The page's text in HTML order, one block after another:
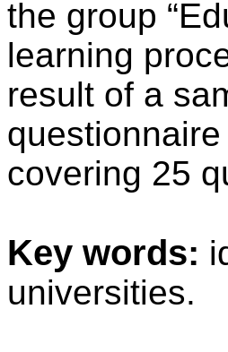
the group
learning
result of a
covering 25
Key words:
universities.